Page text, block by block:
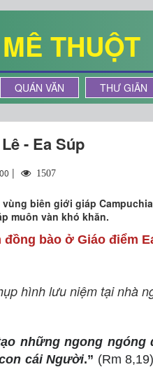
THUỘT
QUÁN VĂN THƯ GIÃN
- Ea Súp
| 1507
vùng biên giới giáp
muôn vàn khó khăn.
đồng bào ở Giáo điểm
hình lưu niệm tại nhà
những ngong ngóng
cái Người.” (Rm